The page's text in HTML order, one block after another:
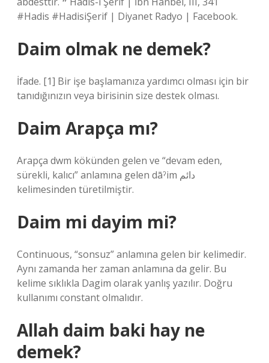
#Hadis #HadisiŞerif | Diyanet Radyo | Facebook.
Daim olmak ne demek?
İfade. [1] Bir işe başlamanıza yardımcı olması için bir
tanıdığınızın veya birisinin size destek olması.
Daim Arapça mı?
Arapça dwm kökünden gelen ve “devam eden,
sürekli, kalıcı” anlamına gelen dāˀim دائم
kelimesinden türetilmiştir.
Daim mi dayim mi?
Continuous, “sonsuz” anlamına gelen bir kelimedir.
Aynı zamanda her zaman anlamına da gelir. Bu
kelime sıklıkla Dagim olarak yanlış yazılır. Doğru
kullanımı constant olmalıdır.
Allah daim baki hay ne
demek?